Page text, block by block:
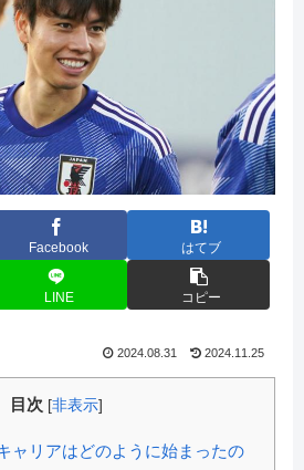
Facebook はてブ
LINE コピー
2024.08.31 2024.11.25
目次 [非表示]
ャリアはどのように始まったの